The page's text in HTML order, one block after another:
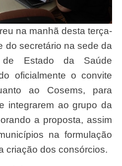
do secretário na sede da
de Estado da Saúde
oficialmente o convite
ao Cosems, para
integrarem ao grupo da
a proposta, assim
na formulação
criação dos consórcios.